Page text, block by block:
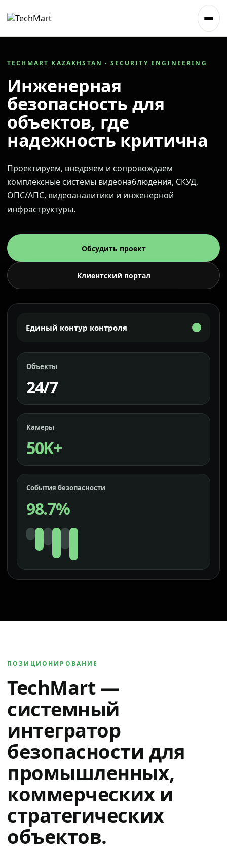
TECHMART KAZAKHSTAN · SECURITY ENGINEERING
Инженерная
безопасность для
объектов, где
надежность критична
Проектируем, внедряем и сопровождаем
комплексные системы видеонаблюдения, СКУД,
ОПС/АПС, видеоаналитики и инженерной
инфраструктуры.
Обсудить проект
Клиентский портал
Единый контур контроля
Объекты
24/7
Камеры
50K+
События безопасности
98.7%
ПОЗИЦИОНИРОВАНИЕ
TechMart —
системный
интегратор
безопасности для
промышленных,
коммерческих и
стратегических
объектов.